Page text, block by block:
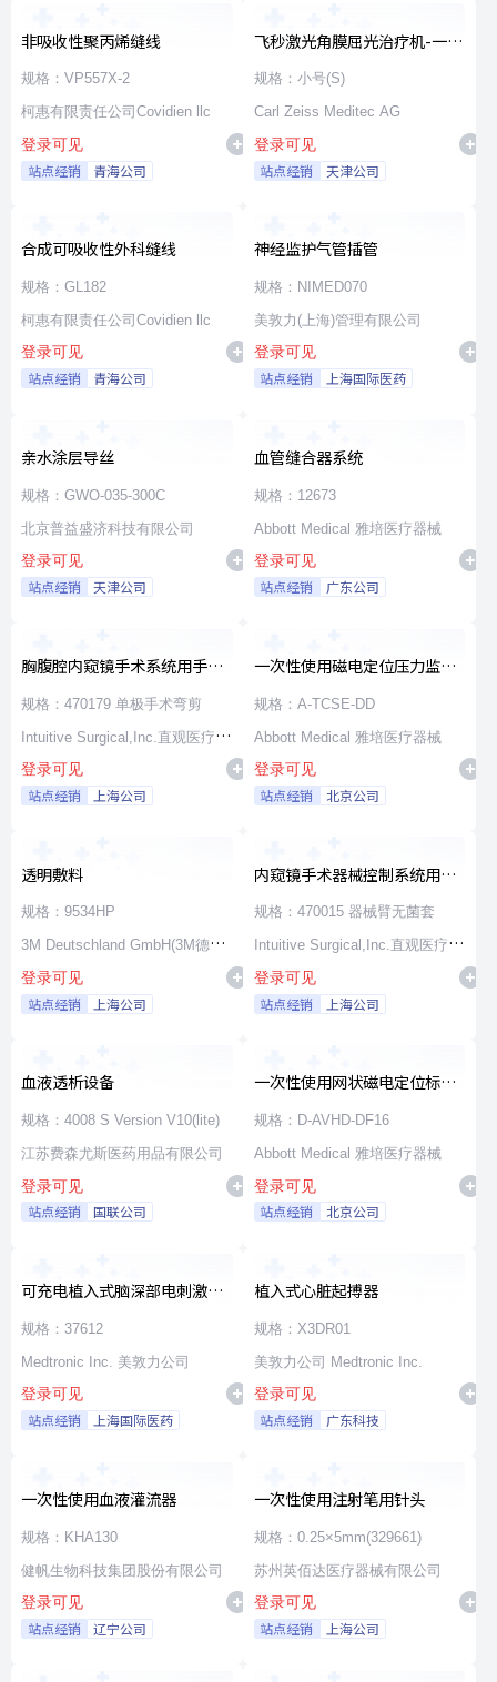
非吸收性聚丙烯缝线
规格：VP557X-2
柯惠有限责任公司Covidien llc
登录可见
站点经销 青海公司
飞秒激光角膜屈光治疗机-一次
性使用无菌治疗包
规格：小号(S)
Carl Zeiss Meditec AG
登录可见
站点经销 天津公司
合成可吸收性外科缝线
规格：GL182
柯惠有限责任公司Covidien llc
登录可见
站点经销 青海公司
神经监护气管插管
规格：NIMED070
美敦力(上海)管理有限公司
登录可见
站点经销 上海国际医药
亲水涂层导丝
规格：GWO-035-300C
北京普益盛济科技有限公司
登录可见
站点经销 天津公司
血管缝合器系统
规格：12673
Abbott Medical 雅培医疗器械
登录可见
站点经销 广东公司
胸腹腔内窥镜手术系统用手术
器械
规格：470179 单极手术弯剪
Intuitive Surgical,Inc.直观医疗公
司
登录可见
站点经销 上海公司
一次性使用磁电定位压力监测
消融导管
规格：A-TCSE-DD
Abbott Medical 雅培医疗器械
登录可见
站点经销 北京公司
透明敷料
规格：9534HP
3M Deutschland GmbH(3M德国
公司)
登录可见
站点经销 上海公司
内窥镜手术器械控制系统用无
源器械和附件
规格：470015 器械臂无菌套
Intuitive Surgical,Inc.直观医疗公
司
登录可见
站点经销 上海公司
血液透析设备
规格：4008 S Version V10(lite)
江苏费森尤斯医药用品有限公司
登录可见
站点经销 国联公司
一次性使用网状磁电定位标测
导管
规格：D-AVHD-DF16
Abbott Medical 雅培医疗器械
登录可见
站点经销 北京公司
可充电植入式脑深部电刺激脉
冲发生器套件
规格：37612
Medtronic Inc. 美敦力公司
登录可见
站点经销 上海国际医药
植入式心脏起搏器
规格：X3DR01
美敦力公司 Medtronic Inc.
登录可见
站点经销 广东科技
一次性使用血液灌流器
规格：KHA130
健帆生物科技集团股份有限公司
登录可见
站点经销 辽宁公司
一次性使用注射笔用针头
规格：0.25×5mm(329661)
苏州英佰达医疗器械有限公司
登录可见
站点经销 上海公司